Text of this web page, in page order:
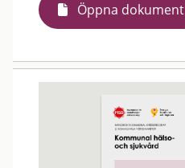
Öppna dokument